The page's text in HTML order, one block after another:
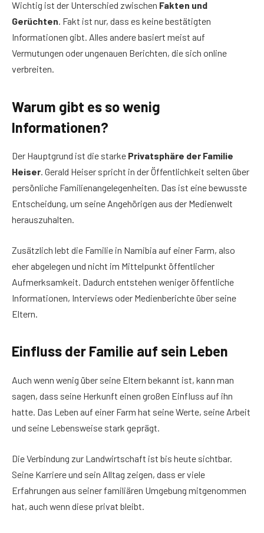
Wichtig ist der Unterschied zwischen Fakten und
Gerüchten. Fakt ist nur, dass es keine bestätigten
Informationen gibt. Alles andere basiert meist auf
Vermutungen oder ungenauen Berichten, die sich online
verbreiten.
Warum gibt es so wenig
Informationen?
Der Hauptgrund ist die starke Privatsphäre der Familie
Heiser. Gerald Heiser spricht in der Öffentlichkeit selten über
persönliche Familienangelegenheiten. Das ist eine bewusste
Entscheidung, um seine Angehörigen aus der Medienwelt
herauszuhalten.
Zusätzlich lebt die Familie in Namibia auf einer Farm, also
eher abgelegen und nicht im Mittelpunkt öffentlicher
Aufmerksamkeit. Dadurch entstehen weniger öffentliche
Informationen, Interviews oder Medienberichte über seine
Eltern.
Einfluss der Familie auf sein Leben
Auch wenn wenig über seine Eltern bekannt ist, kann man
sagen, dass seine Herkunft einen großen Einfluss auf ihn
hatte. Das Leben auf einer Farm hat seine Werte, seine Arbeit
und seine Lebensweise stark geprägt.
Die Verbindung zur Landwirtschaft ist bis heute sichtbar.
Seine Karriere und sein Alltag zeigen, dass er viele
Erfahrungen aus seiner familiären Umgebung mitgenommen
hat, auch wenn diese privat bleibt.